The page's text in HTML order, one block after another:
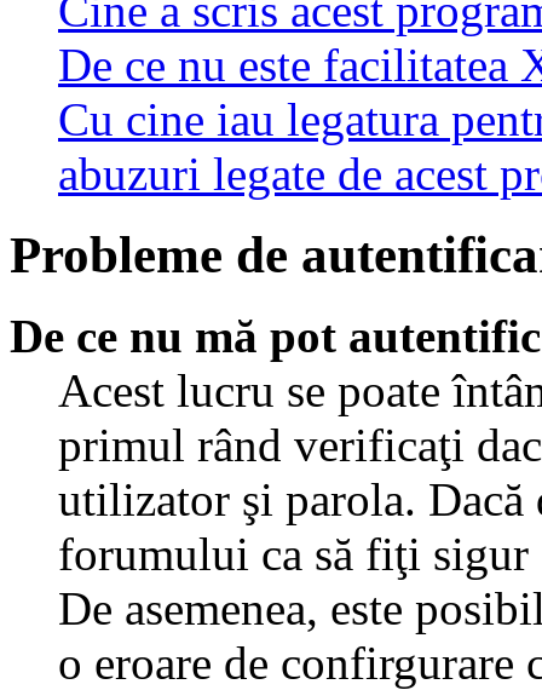
De ce nu este facilitatea
Cu cine iau legatura
abuzuri legate de acest
Probleme de
De ce nu mă pot
Acest lucru se poate
primul rând verificaţi
utilizator şi parola. Dacă
forumului ca să fiţi
De asemenea, este
o eroare de confirgurare